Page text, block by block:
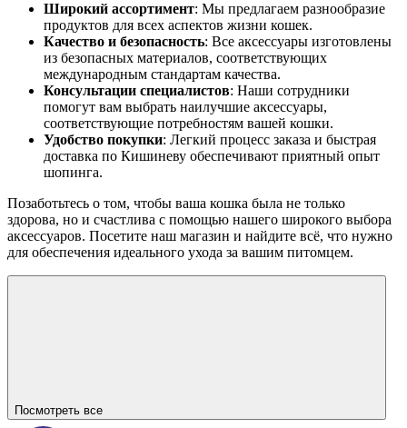
Широкий ассортимент: Мы предлагаем разнообразие
продуктов для всех аспектов жизни кошек.
Качество и безопасность: Все аксессуары изготовлены
из безопасных материалов, соответствующих
международным стандартам качества.
Консультации специалистов: Наши сотрудники
помогут вам выбрать наилучшие аксессуары,
соответствующие потребностям вашей кошки.
Удобство покупки: Легкий процесс заказа и быстрая
доставка по Кишиневу обеспечивают приятный опыт
шопинга.
Позаботьтесь о том, чтобы ваша кошка была не только
здорова, но и счастлива с помощью нашего широкого выбора
аксессуаров. Посетите наш магазин и найдите всё, что нужно
для обеспечения идеального ухода за вашим питомцем.
Посмотреть все